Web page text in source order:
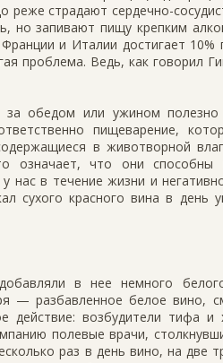
реже страдают сердечно-
но запивают пищу крепким
и Италии достигает 10%
проблема. Ведь, как говорил
за обедом или ужином
пищеварение,
в животворной
означает, что они способны
нас в течение жизни и
сухого красного вина в день
в нее немного
— разбавленное белое вино,
действие: возбудители тифа
полевые врачи,
раз в день вино, на две